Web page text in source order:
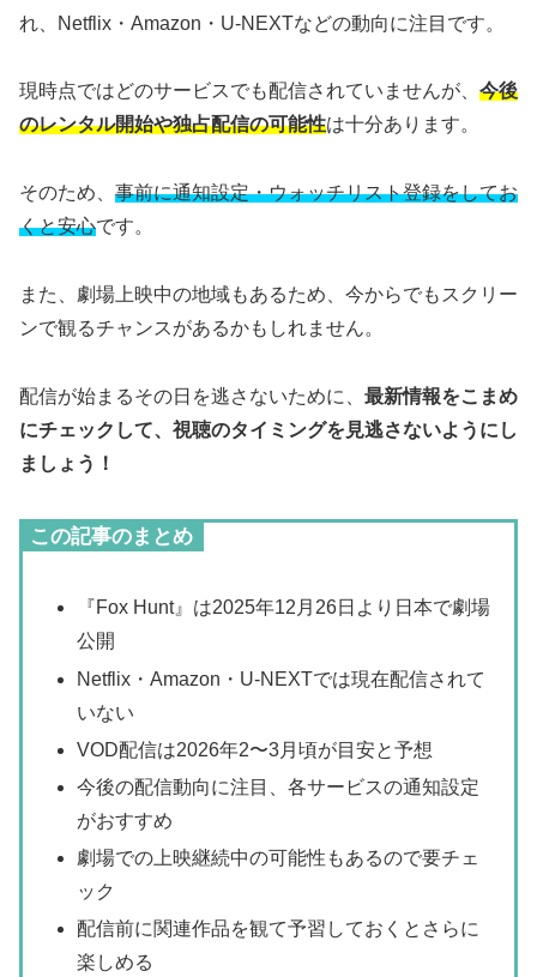
れ、Netflix・Amazon・U-NEXTなどの動向に注目です。
現時点ではどのサービスでも配信されていませんが、 今後
のレンタル開始や独占配信の可能性は十分あります。
そのため、 事前に通知設定・ウォッチリスト登録をしてお
くと安心です。
また、劇場上映中の地域もあるため、今からでもスクリー
ンで観るチャンスがあるかもしれません。
配信が始まるその日を逃さないために、 最新情報をこまめ
にチェックして、視聴のタイミングを見逃さないようにし
ましょう！
この記事のまとめ
『Fox Hunt』は2025年12月26日より日本で劇場
公開
Netflix・Amazon・U-NEXTでは現在配信されて
いない
VOD配信は2026年2〜3月頃が目安と予想
今後の配信動向に注目、各サービスの通知設定
がおすすめ
劇場での上映継続中の可能性もあるので要チェ
ック
配信前に関連作品を観て予習しておくとさらに
楽しめる